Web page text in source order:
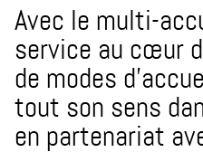
Avec le multi-
service au cœur
de modes
tout son sens
en partenariat